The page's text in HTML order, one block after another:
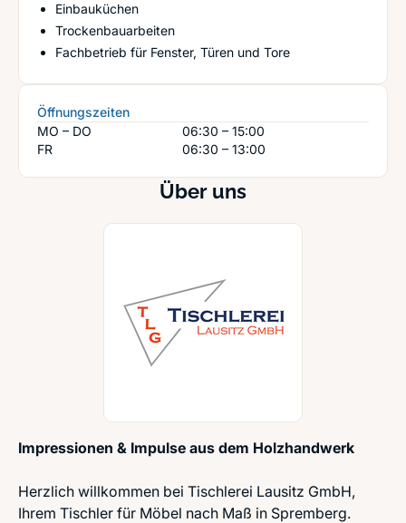
Über uns
Impressionen & Impulse aus dem Holzhandwerk
Herzlich willkommen bei Tischlerei Lausitz GmbH,
Ihrem Tischler für Möbel nach Maß in Spremberg.
Einbauküchen
Trockenbauarbeiten
Fachbetrieb für Fenster, Türen und Tore
Öffnungszeiten
MO – DO
06:30 – 15:00
FR
06:30 – 13:00